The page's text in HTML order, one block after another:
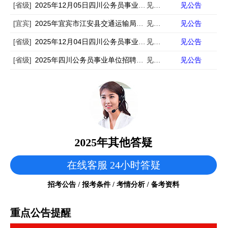
[省级] 见公告
[宜宾] 见公告
[省级] 见公告
[省级] 2025年四川公务员事业单位招聘考试信息汇总 见公告
2025年其他答疑
在线客服 24小时答疑
招考公告 / 报考条件 / 考情分析 / 备考资料
重点公告提醒